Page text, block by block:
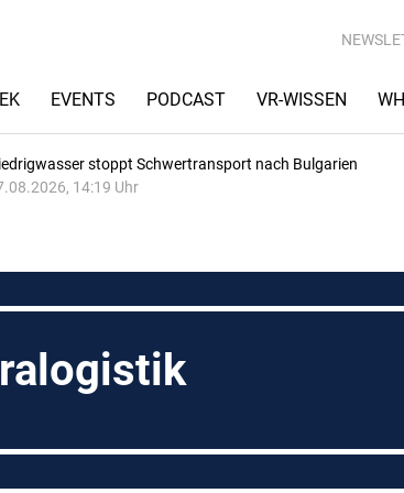
EVENTS PODCAST VR-WISSEN
stoppt Schwertransport nach Bulgarien
14:19 Uhr